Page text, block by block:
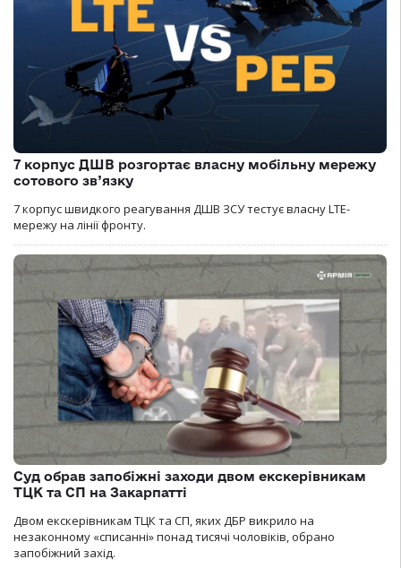
7 корпус ДШВ розгортає власну мобільну мережу
сотового зв’язку
7 корпус швидкого реагування ДШВ ЗСУ тестує власну LTE-
мережу на лінії фронту.
Суд обрав запобіжні заходи двом екскерівникам
ТЦК та СП на Закарпатті
Двом екскерівникам ТЦК та СП, яких ДБР викрило на
незаконному «списанні» понад тисячі чоловіків, обрано
запобіжний захід.